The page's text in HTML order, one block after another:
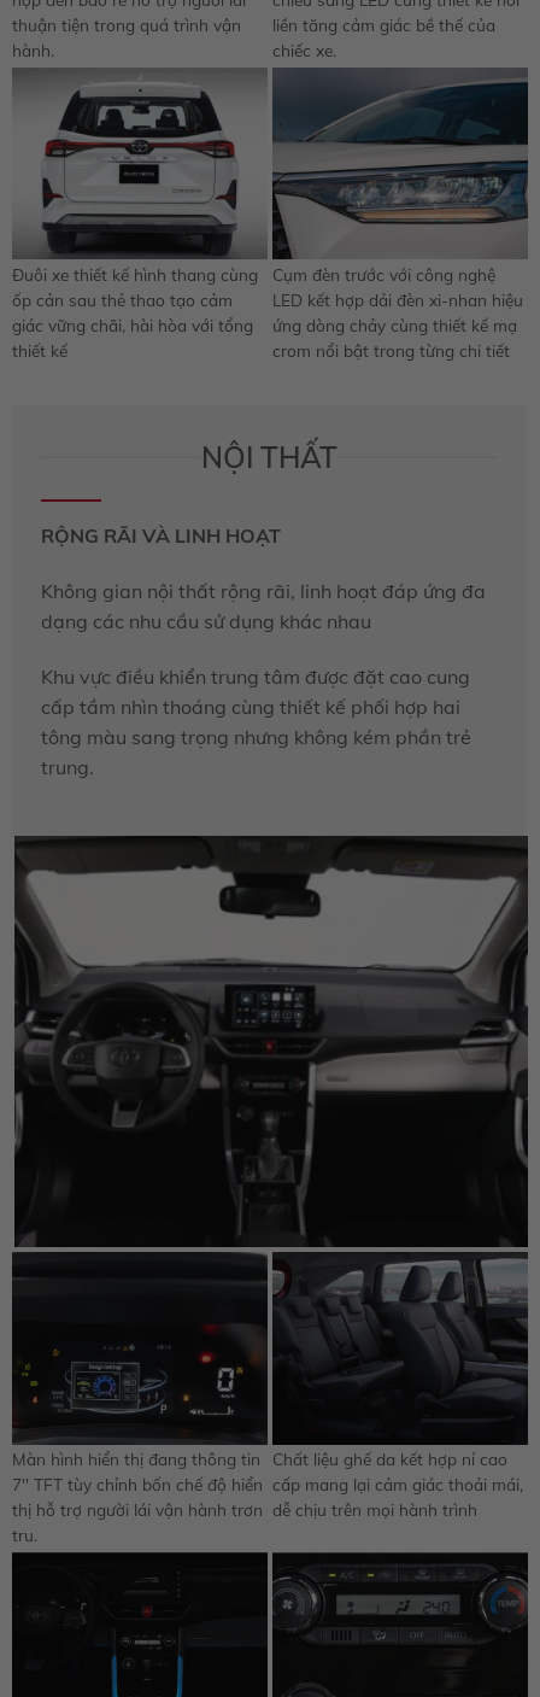
thuận tiện trong quá trình vận
hành.
liền tăng cảm giác bề thế của
chiếc xe.
Đuôi xe thiết kế hình thang cùng
ốp cản sau thẻ thao tạo cảm
giác vững chãi, hài hòa với tổng
thiết kế
Cụm đèn trước với công nghệ
LED kết hợp dải đèn xi-nhan hiệu
ứng dòng chảy cùng thiết kế mạ
crom nổi bật trong từng chi tiết
NỘI THẤT
RỘNG RÃI VÀ LINH HOẠT
Không gian nội thất rộng rãi, linh hoạt đáp ứng đa
dạng các nhu cầu sử dụng khác nhau
Khu vực điều khiển trung tâm được đặt cao cung
cấp tầm nhìn thoáng cùng thiết kế phối hợp hai
tông màu sang trọng nhưng không kém phần trẻ
trung.
Màn hình hiển thị đang thông tin
7'' TFT tùy chỉnh bốn chế độ hiển
thị hỗ trợ người lái vận hành trơn
tru.
Chất liệu ghế da kết hợp nỉ cao
cấp mang lại cảm giác thoải mái,
dễ chịu trên mọi hành trình